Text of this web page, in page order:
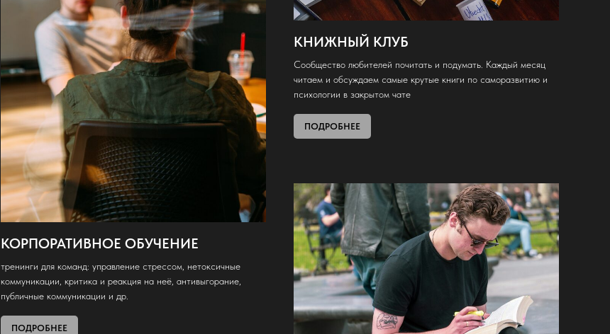
КОРПОРАТИВНОЕ ОБУЧЕНИЕ
тренинги для команд: управление стрессом, нетоксичные
коммуникации, критика и реакция на неё, антивыгорание,
публичные коммуникации и др.
ПОДРОБНЕЕ
КНИЖНЫЙ КЛУБ
Сообщество любителей почитать и подумать. Каждый месяц
читаем и обсуждаем самые крутые книги по саморазвитию и
психологии в закрытом чате
ПОДРОБНЕЕ